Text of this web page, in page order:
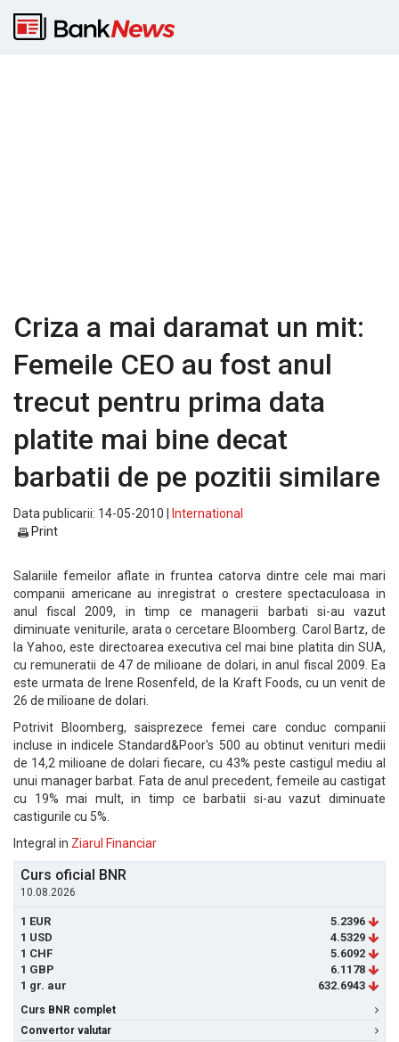
Criza a mai daramat un mit:
Femeile CEO au fost anul
trecut pentru prima data
platite mai bine decat
barbatii de pe pozitii similare
Data publicarii: 14-05-2010 |
International
Print
Salariile femeilor aflate in fruntea catorva dintre cele mai mari
companii americane au inregistrat o crestere spectaculoasa in
anul fiscal 2009, in timp ce managerii barbati si-au vazut
diminuate veniturile, arata o cercetare Bloomberg. Carol Bartz, de
la Yahoo, este directoarea executiva cel mai bine platita din SUA,
cu remuneratii de 47 de milioane de dolari, in anul fiscal 2009. Ea
este urmata de Irene Rosenfeld, de la Kraft Foods, cu un venit de
26 de milioane de dolari.
Potrivit Bloomberg, saisprezece femei care conduc companii
incluse in indicele Standard&Poor's 500 au obtinut venituri medii
de 14,2 milioane de dolari fiecare, cu 43% peste castigul mediu al
unui manager barbat. Fata de anul precedent, femeile au castigat
cu 19% mai mult, in timp ce barbatii si-au vazut diminuate
castigurile cu 5%.
Integral in Ziarul Financiar
Curs oficial BNR
10.08.2026
1 EUR
5.2396
1 USD
4.5329
1 CHF
5.6092
1 GBP
6.1178
1 gr. aur
632.6943
Curs BNR complet
Convertor valutar